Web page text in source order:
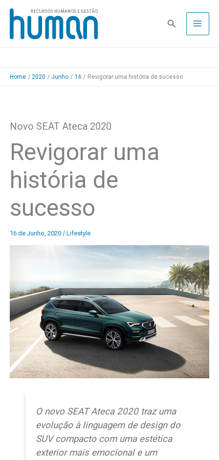
Skip
content
Pesquisa
Home 2020 Junho 16 Revigorar uma história de sucesso
Novo SEAT Ateca 2020
Revigorar uma
história de
sucesso
16 de Junho, 2020 / Lifestyle
O novo SEAT Ateca 2020 traz uma
evolução à linguagem de design do
SUV compacto com uma estética
exterior mais emocional e um